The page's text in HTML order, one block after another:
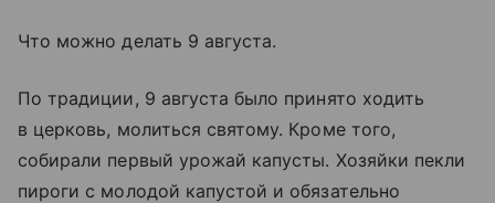
Что можно делать 9 августа.
По традиции, 9 августа было принято ходить
в церковь, молиться святому. Кроме того,
собирали первый урожай капусты. Хозяйки пекли
пироги с молодой капустой и обязательно